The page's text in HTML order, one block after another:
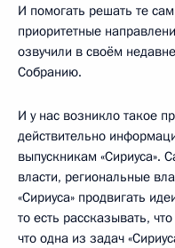
И помогать решать те
приоритетные
озвучили в своём
Собранию.
И у нас возникло такое
действительно
выпускникам «Сириуса».
власти, региональные
«Сириуса» продвигать
то есть рассказывать,
что одна из задач